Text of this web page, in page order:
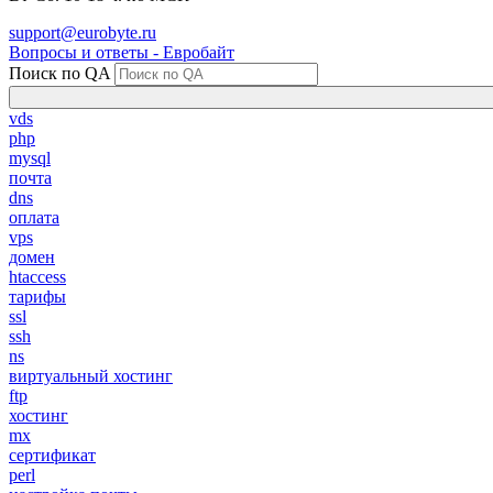
support@eurobyte.ru
Вопросы и ответы - Евробайт
Поиск по QA
vds
php
mysql
почта
dns
оплата
vps
домен
htaccess
тарифы
ssl
ssh
ns
виртуальный хостинг
ftp
хостинг
mx
сертификат
perl